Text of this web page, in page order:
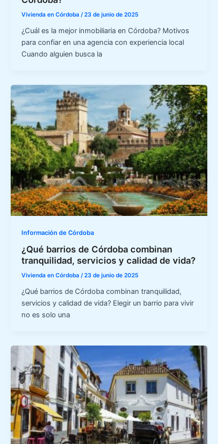
Vivienda en Córdoba/23 de junio de 2025
¿Cuál es la mejor inmobiliaria en Córdoba? Motivos
para confiar en una agencia con experiencia local
Cuando alguien busca la
Información de Córdoba
¿Qué barrios de Córdoba combinan
tranquilidad, servicios y calidad de vida?
Vivienda en Córdoba/23 de junio de 2025
¿Qué barrios de Córdoba combinan tranquilidad,
servicios y calidad de vida? Elegir un barrio para vivir
no es solo una